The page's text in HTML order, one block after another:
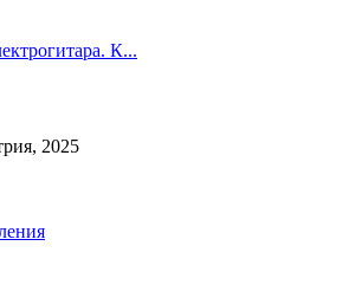
К...
2025